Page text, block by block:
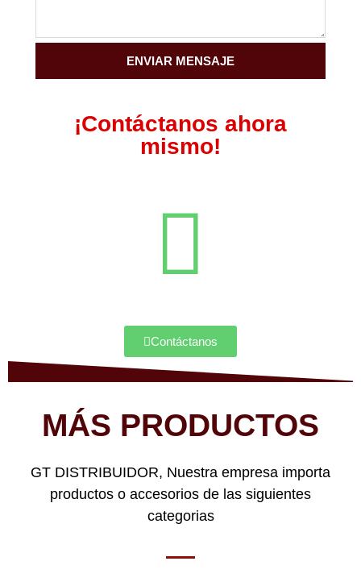
ENVIAR MENSAJE
¡Contáctanos ahora
mismo!
Contáctanos
MÁS PRODUCTOS
GT DISTRIBUIDOR, Nuestra empresa importa
productos o accesorios de las siguientes
categorias